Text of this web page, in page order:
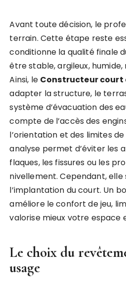
Avant toute décision, le
terrain. Cette étape reste
conditionne la qualité finale
être stable, argileux,
Ainsi, le Constructeur court
adapter la structure, le
système d’évacuation des
compte de l’accès des
l’orientation et des limites
analyse permet d’éviter les
flaques, les fissures ou les
nivellement. Cependant,
l’implantation du court. Un
améliore le confort de jeu,
valorise mieux votre espace
Le choix du
usage